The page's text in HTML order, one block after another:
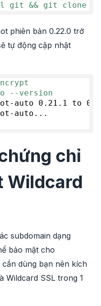
git && git clone
phiên bản 0.22.0 trở
tự động cập nhật
--version
auto 0.21. 1 to
auto...
chỉ
Wildcard
subdomain dạng
bảo mật cho
cần dùng bạn nên kích
Wildcard SSL trong 1